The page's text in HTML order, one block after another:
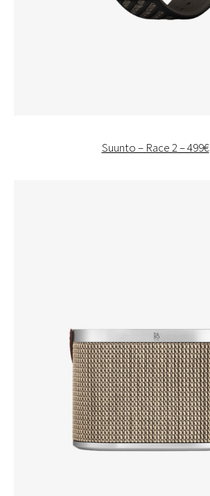
Suunto – Race 2 – 499€